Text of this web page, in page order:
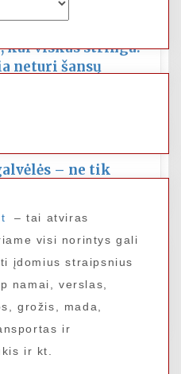
kai viskas stringa:
neturi šansų
– ne tik
kurie atostogauti
vieni
– tai atviras
visi norintys gali
įdomius straipsnius
namai, verslas,
grožis, mada,
ir
ir kt.